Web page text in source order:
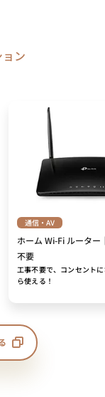
ン
通信・AV
ホーム Wi-Fi ルータ
不要
工事不要で、コンセント
ら使える！